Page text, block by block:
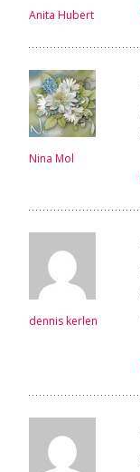
Anita Hubert
Nina Mol
dennis kerlen